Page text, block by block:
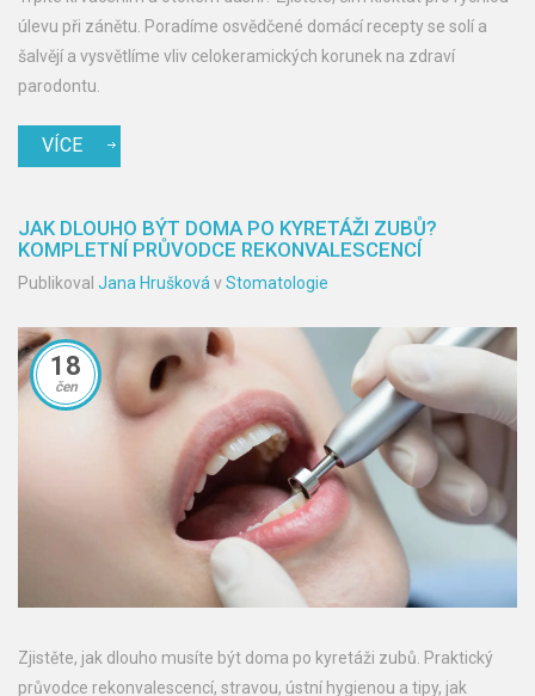
úlevu při zánětu. Poradíme osvědčené domácí recepty se solí a
šalvějí a vysvětlíme vliv celokeramických korunek na zdraví
parodontu.
VÍCE
JAK DLOUHO BÝT DOMA PO KYRETÁŽI ZUBŮ?
KOMPLETNÍ PRŮVODCE REKONVALESCENCÍ
Publikoval Jana Hrušková vStomatologie
18
čen
Zjistěte, jak dlouho musíte být doma po kyretáži zubů. Praktický
průvodce rekonvalescencí, stravou, ústní hygienou a tipy, jak